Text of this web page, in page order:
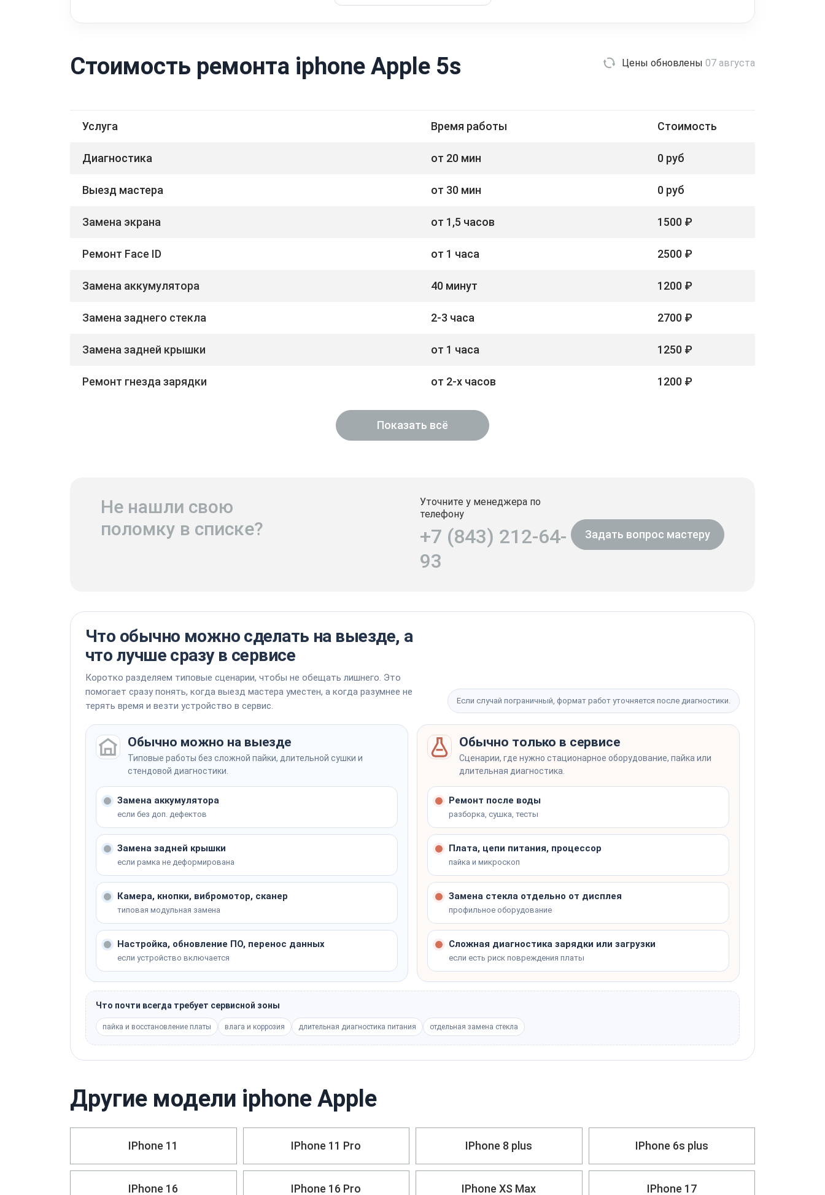
Стоимость ремонта iphone Apple 5s Цены обновлены 07 августа
Услуга Время работы Стоимость
Диагностика от 20 мин 0 руб
Выезд мастера от 30 мин 0 руб
Замена экрана от 1,5 часов 1500 ₽
Ремонт Face ID от 1 часа 2500 ₽
Замена аккумулятора 40 минут 1200 ₽
Замена заднего стекла 2-3 часа 2700 ₽
Замена задней крышки от 1 часа 1250 ₽
Ремонт гнезда зарядки от 2-х часов 1200 ₽
Показать всё
Не нашли свою
поломку в списке?
Уточните у менеджера по
телефону
+7 (843) 212-64-
93
Задать вопрос мастеру
Что обычно можно сделать на выезде, а
что лучше сразу в сервисе
Коротко разделяем типовые сценарии, чтобы не обещать лишнего. Это
помогает сразу понять, когда выезд мастера уместен, а когда разумнее не
терять время и везти устройство в сервис.
Если случай пограничный, формат работ уточняется после диагностики.
Обычно можно на выезде
Типовые работы без сложной пайки, длительной сушки и
стендовой диагностики.
Замена аккумулятора
если без доп. дефектов
Замена задней крышки
если рамка не деформирована
Камера, кнопки, вибромотор, сканер
типовая модульная замена
Настройка, обновление ПО, перенос данных
если устройство включается
Обычно только в сервисе
Сценарии, где нужно стационарное оборудование, пайка или
длительная диагностика.
Ремонт после воды
разборка, сушка, тесты
Плата, цепи питания, процессор
пайка и микроскоп
Замена стекла отдельно от дисплея
профильное оборудование
Сложная диагностика зарядки или загрузки
если есть риск повреждения платы
Что почти всегда требует сервисной зоны
пайка и восстановление платы влага и коррозия длительная диагностика питания отдельная замена стекла
Другие модели iphone Apple
IPhone 11 IPhone 11 Pro IPhone 8 plus IPhone 6s plus
IPhone 16 IPhone 16 Pro IPhone XS Max IPhone 17